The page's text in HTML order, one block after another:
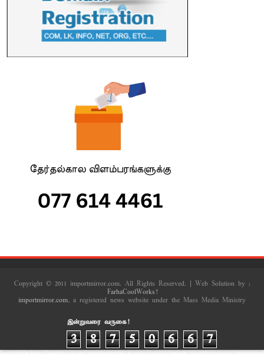
Copyright © 2011 importmirror.com. All Rights Reserved. | Web Solution by :
FarhaCoolWorks!
importmirror.com, a registered news website under the Mass Media Ministry
இன்றுவரை வருகை!
3 8 7 5 0 6 6 7